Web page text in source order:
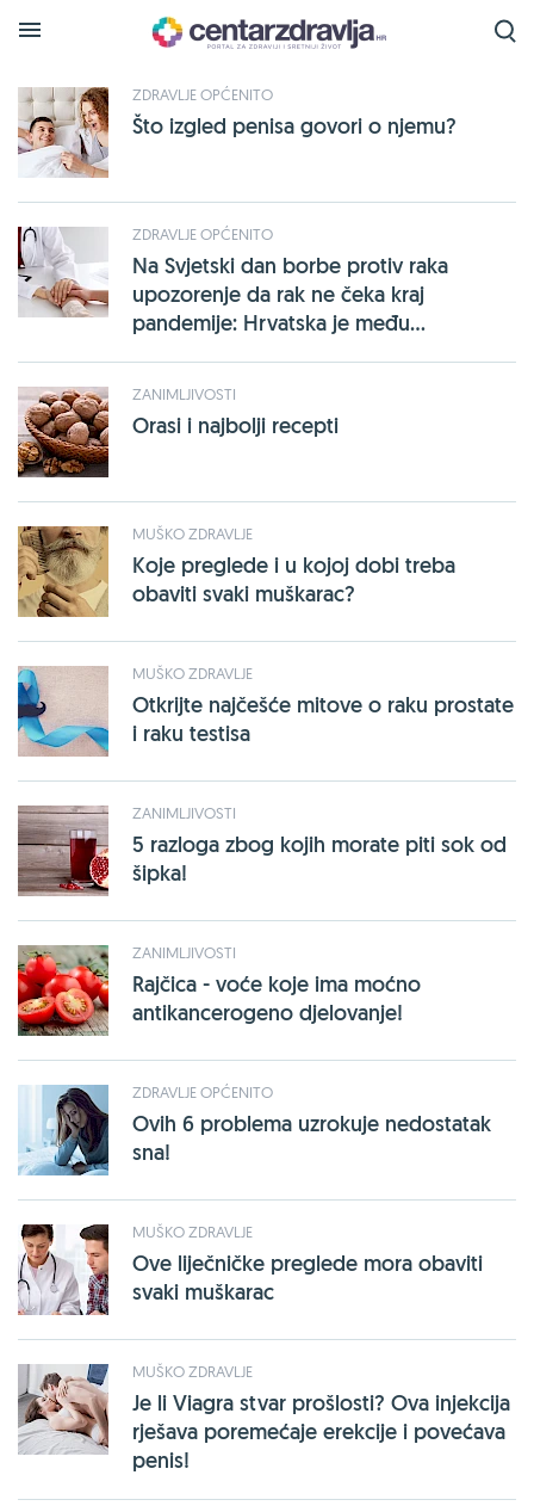
Tražena oznakarak-prostate
je pronađena na
sljedećim stranicama:
ZDRAVLJE OPĆENITO
Što izgled penisa govori o njemu?
ZDRAVLJE OPĆENITO
Na Svjetski dan borbe protiv raka
upozorenje da rak ne čeka kraj
pandemije: Hrvatska je među...
ZANIMLJIVOSTI
Orasi i najbolji recepti
MUŠKO ZDRAVLJE
Koje preglede i u kojoj dobi treba
obaviti svaki muškarac?
MUŠKO ZDRAVLJE
Otkrijte najčešće mitove o raku prostate
i raku testisa
ZANIMLJIVOSTI
5 razloga zbog kojih morate piti sok od
šipka!
ZANIMLJIVOSTI
Rajčica - voće koje ima moćno
antikancerogeno djelovanje!
ZDRAVLJE OPĆENITO
Ovih 6 problema uzrokuje nedostatak
sna!
MUŠKO ZDRAVLJE
Ove liječničke preglede mora obaviti
svaki muškarac
MUŠKO ZDRAVLJE
Je li Viagra stvar prošlosti? Ova injekcija
rješava poremećaje erekcije i povećava
penis!